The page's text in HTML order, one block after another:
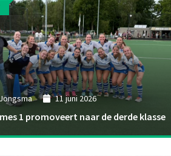
11 juni 2026
1 promoveert naar de derde klasse